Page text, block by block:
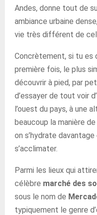
Andes, donne tout de
ambiance urbaine
vie très différent de
Concrètement, si tu es
première fois, le plus
découvrir à pied, par
d’essayer de tout voir
l’ouest du pays, à une
beaucoup la manière
on s’hydrate
s’acclimater.
Parmi les lieux qui
célèbre marché des
sous le nom de
typiquement le genre